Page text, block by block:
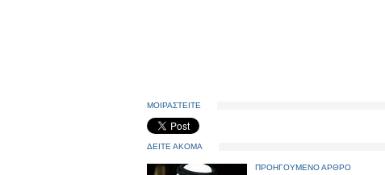
ΜΟΙΡΑΣΤΕΙΤΕ
ΔΕΙΤΕ ΑΚΟΜΑ
ΠΡΟΗΓΟΥΜΕΝΟ ΑΡΘΡΟ